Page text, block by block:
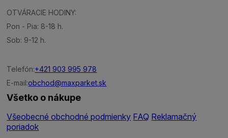
OTVÁRACIE HODINY:
Pon - Pia: 8-18 h.
Sob: 9-12 h.
Telefón:+421 903 995 978
E-mail:obchod@maxparket.sk
Všetko o nákupe
Všeobecné obchodné podmienky FAQ Reklamačný
poriadok